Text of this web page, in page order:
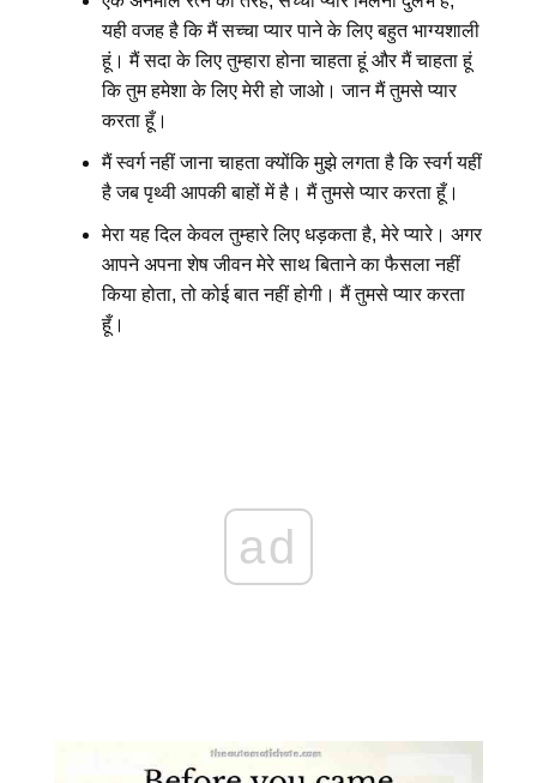
यही वजह है कि मैं सच्चा प्यार पाने के लिए बहुत भाग्यशाली
हूं। मैं सदा के लिए तुम्हारा होना चाहता हूं और मैं चाहता हूं
कि तुम हमेशा के लिए मेरी हो जाओ। जान मैं तुमसे प्यार
करता हूँ।
मैं स्वर्ग नहीं जाना चाहता क्योंकि मुझे लगता है कि स्वर्ग यहीं
है जब पृथ्वी आपकी बाहों में है। मैं तुमसे प्यार करता हूँ।
मेरा यह दिल केवल तुम्हारे लिए धड़कता है, मेरे प्यारे। अगर
आपने अपना शेष जीवन मेरे साथ बिताने का फैसला नहीं
किया होता, तो कोई बात नहीं होगी। मैं तुमसे प्यार करता
हूँ।
ad